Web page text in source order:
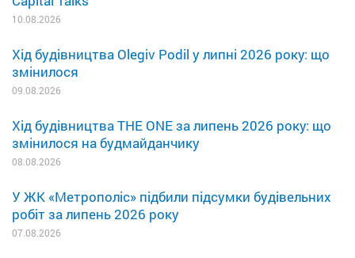
10.08.2026
Хід будівництва Olegiv Podil у липні 2026 року: що
змінилося
09.08.2026
Хід будівництва THE ONE за липень 2026 року: що
змінилося на будмайданчику
08.08.2026
У ЖК «Метрополіс» підбили підсумки будівельних
робіт за липень 2026 року
07.08.2026